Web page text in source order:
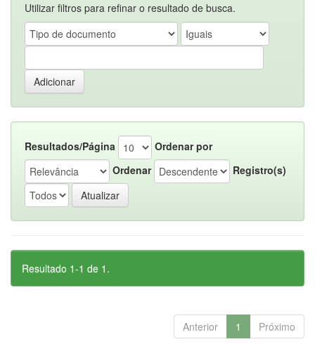
Utilizar filtros para refinar o resultado de busca.
Resultados/Página
Ordenar por
Ordenar
Registro(s)
Resultado 1-1 de 1.
Anterior 1 Próximo